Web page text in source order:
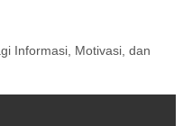
Informasi, Motivasi, dan